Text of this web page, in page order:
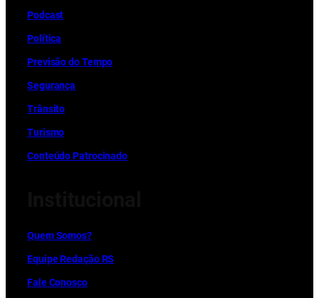
Podcast
Política
Previsão do Tempo
Segurança
Trânsito
Turismo
Conteúdo Patrocinado
Quem Somos?
Equipe Redação RS
Fale Conosco